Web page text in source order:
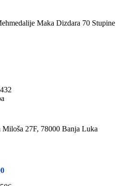
Maka Dizdara 70 Stupine
27F, 78000 Banja Luka